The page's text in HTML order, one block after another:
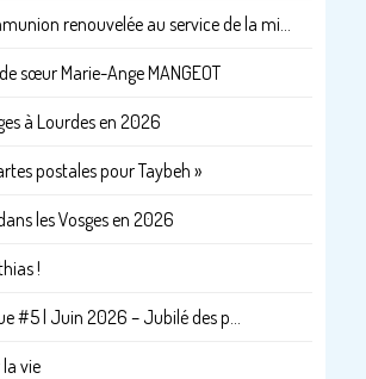
renouvelée au service de la mi...
sœur Marie-Ange MANGEOT
à Lourdes en 2026
postales pour Taybeh »
les Vosges en 2026
!
#5 | Juin 2026 – Jubilé des p...
vie